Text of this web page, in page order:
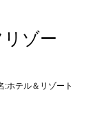
ゾー
:ホテル＆リゾート